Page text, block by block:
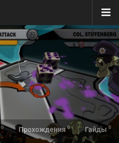
0 Прохождения 0 Гайды 0